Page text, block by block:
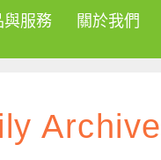
與服務 關於我們